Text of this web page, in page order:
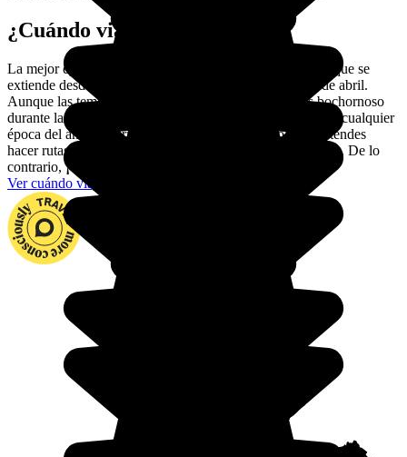
¿Cuándo viajar a Panamá?
La mejor época para viajar a Panamá es la estación seca, que se
extiende desde mediados de diciembre hasta mediados de abril.
Aunque las temperaturas son más altas y el clima más bochornoso
durante la estación lluviosa, en realidad se puede viajar en cualquier
época del año. Da prioridad a la estación seca solo si pretendes
hacer rutas de senderismo frecuentes y de largas distancias. De lo
contrario,¡viaja cuando mejor te parezca!
Ver cuándo viajar